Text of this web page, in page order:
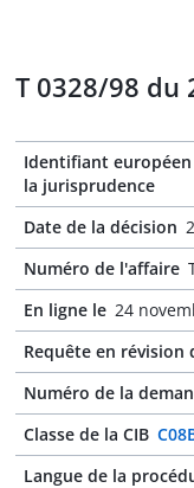
T 0328/98 du
Identifiant
la jurisprudence
Date de la décision
Numéro de l'affaire
En ligne le 24
Requête en révision
Numéro de la
Classe de la CIB
Langue de la